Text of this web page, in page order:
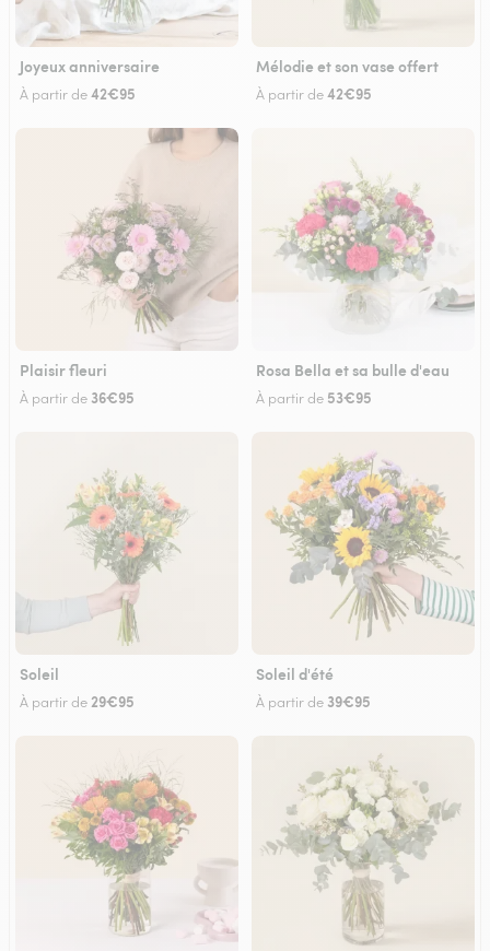
Joyeux anniversaire
À partir de42€95
Mélodie et son vase offert
À partir de42€95
Plaisir fleuri
À partir de 36€95
Rosa Bella et sa bulle d'eau
À partir de 53€95
Soleil
À partir de 29€95
Soleil d'été
À partir de 39€95